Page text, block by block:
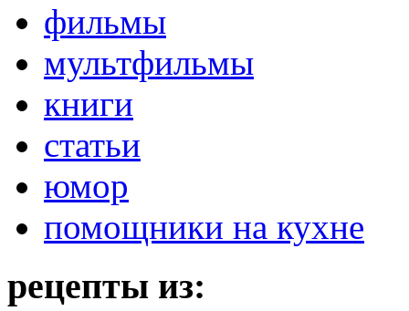
фильмы
мультфильмы
книги
статьи
юмор
помощники на кухне
рецепты из: